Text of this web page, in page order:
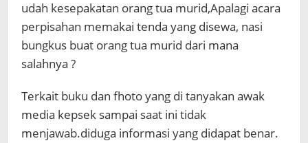
udah kesepakatan orang tua murid,Apalagi acara
perpisahan memakai tenda yang disewa, nasi
bungkus buat orang tua murid dari mana
salahnya ?
Terkait buku dan fhoto yang di tanyakan awak
media kepsek sampai saat ini tidak
menjawab.diduga informasi yang didapat benar.